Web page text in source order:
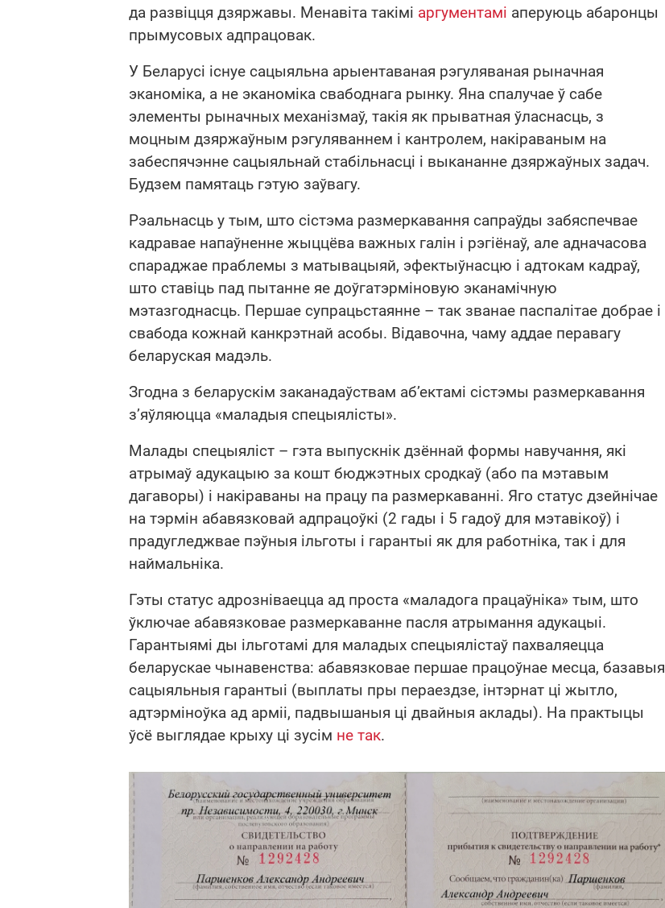
да развіцця дзяржавы. Менавіта такімі аргументамі аперуюць абаронцы
прымусовых адпрацовак.
У Беларусі існуе сацыяльна арыентаваная рэгуляваная рыначная
эканоміка, а не эканоміка свабоднага рынку. Яна спалучае ў сабе
элементы рыначных механізмаў, такія як прыватная ўласнасць, з
моцным дзяржаўным рэгуляваннем і кантролем, накіраваным на
забеспячэнне сацыяльнай стабільнасці і выкананне дзяржаўных задач.
Будзем памятаць гэтую заўвагу.
Рэальнасць у тым, што сістэма размеркавання сапраўды забяспечвае
кадравае напаўненне жыццёва важных галін і рэгіёнаў, але адначасова
спараджае праблемы з матывацыяй, эфектыўнасцю і адтокам кадраў,
што ставіць пад пытанне яе доўгатэрміновую эканамічную
мэтазгоднасць. Першае супрацьстаянне – так званае паспалітае добрае і
свабода кожнай канкрэтнай асобы. Відавочна, чаму аддае перавагу
беларуская мадэль.
Згодна з беларускім заканадаўствам аб’ектамі сістэмы размеркавання
з’яўляюцца «маладыя спецыялісты».
Малады спецыяліст – гэта выпускнік дзённай формы навучання, які
атрымаў адукацыю за кошт бюджэтных сродкаў (або па мэтавым
дагаворы) і накіраваны на працу па размеркаванні. Яго статус дзейнічае
на тэрмін абавязковай адпрацоўкі (2 гады і 5 гадоў для мэтавікоў) і
прадугледжвае пэўныя ільготы і гарантыі як для работніка, так і для
наймальніка.
Гэты статус адрозніваецца ад проста «маладога працаўніка» тым, што
ўключае абавязковае размеркаванне пасля атрымання адукацыі.
Гарантыямі ды ільготамі для маладых спецыялістаў пахваляецца
беларускае чынавенства: абавязковае першае працоўнае месца, базавыя
сацыяльныя гарантыі (выплаты пры пераездзе, інтэрнат ці жытло,
адтэрміноўка ад арміі, падвышаныя ці двайныя аклады). На практыцы
ўсё выглядае крыху ці зусім не так.